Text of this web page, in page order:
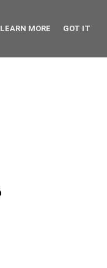
LEARN MORE GOT IT